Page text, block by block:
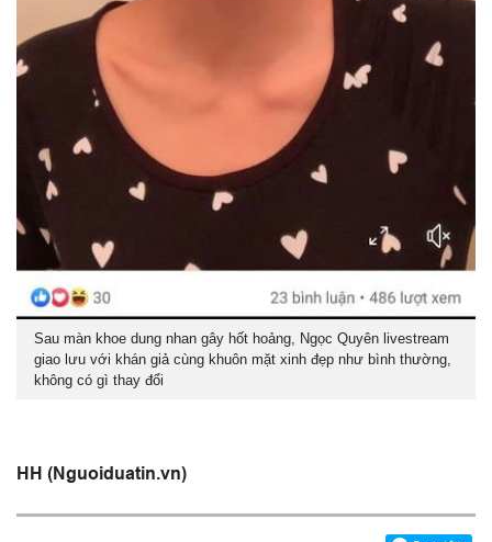
Sau màn khoe dung nhan gây hốt hoảng, Ngọc Quyên livestream
giao lưu với khán giả cùng khuôn mặt xinh đẹp như bình thường,
không có gì thay đổi
HH (Nguoiduatin.vn)